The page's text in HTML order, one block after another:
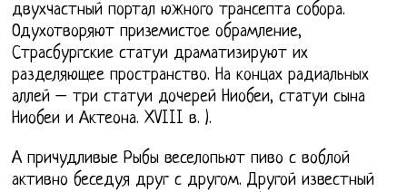
двухчастный портал южного трансепта собора.
Одухотворяют приземистое обрамление,
Страсбургские статуи драматизируют их
разделяющее пространство. На концах радиальных
аллей – три статуи дочерей Ниобеи, статуи сына
Ниобеи и Актеона. XVIII в. ).
А причудливые Рыбы веселопьют пиво с воблой
активно беседуя друг с другом. Другой известный